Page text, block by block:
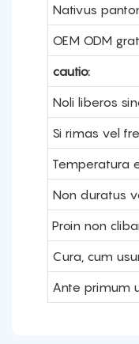
Nativus
OEM ODM
cautio:
Noli liberos
Si rimas vel
Temperatura
Non duratus
Proin non
Cura, cum
Ante primum